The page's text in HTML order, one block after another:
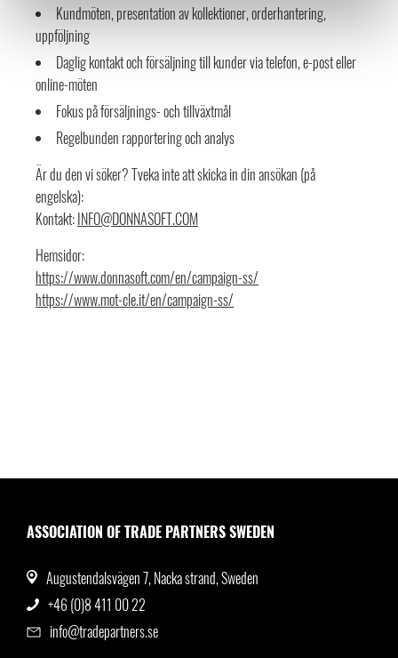
Kundmöten, presentation av kollektioner, orderhantering,
uppföljning
Daglig kontakt och försäljning till kunder via telefon, e-post eller
online-möten
Fokus på försäljnings- och tillväxtmål
Regelbunden rapportering och analys
Är du den vi söker? Tveka inte att skicka in din ansökan (på
engelska):
Kontakt:INFO@DONNASOFT.COM
Hemsidor:
https://www.donnasoft.com/en/campaign-ss/
https://www.mot-cle.it/en/campaign-ss/
ASSOCIATION OF TRADE PARTNERS SWEDEN
Augustendalsvägen 7, Nacka strand, Sweden
+46 (0)8 411 00 22
info@tradepartners.se